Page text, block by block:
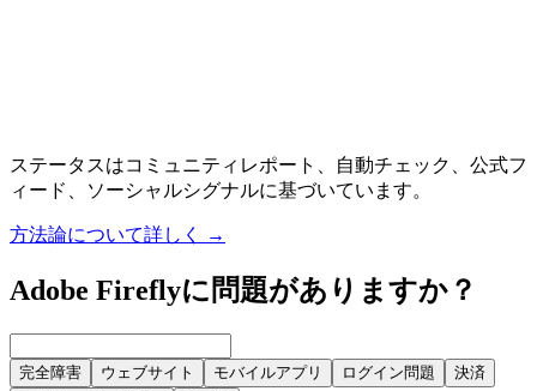
ステータスはコミュニティレポート、自動チェック、公式フ
ィード、ソーシャルシグナルに基づいています。
方法論について詳しく →
Adobe Fireflyに問題がありますか？
完全障害 ウェブサイト モバイルアプリ ログイン問題
決済